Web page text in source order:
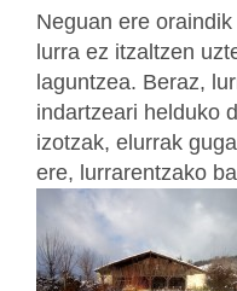
Neguan ere
lurra ez itzaltzen
laguntzea. Beraz,
indartzeari helduko
izotzak, elurrak
ere, lurrarentzako